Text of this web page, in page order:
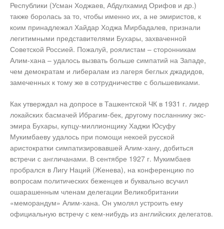
Республики (Усман Ходжаев, Абдулхамид Орифов и др.)
также боролась за то, чтобы именно их, а не эмиристов, к
коим принадлежал Хайдар Ходжа Мирбадалев, признали
легитимными представителями Бухары, захваченной
Советской Россией. Пожалуй, роялистам – сторонникам
Алим-хана – удалось вызвать больше симпатий на Западе,
чем демократам и либералам из лагеря беглых джадидов,
замеченных к тому же в сотрудничестве с большевиками.
Как утверждал на допросе в Ташкентской ЧК в 1931 г. лидер
локайских басмачей Ибрагим-бек, другому посланнику экс-
эмира Бухары, купцу-миллионщику Хаджи Юсуфу
Мукимбаеву удалось при помощи некоей русской
аристократки симпатизировавшей Алим-хану, добиться
встречи с англичанами. В сентябре 1927 г. Мукимбаев
пробрался в Лигу Наций (Женева), на конференцию по
вопросам политических беженцев и буквально всучил
ошарашенным членам делегации Великобритании
«меморандум» Алим-хана. Он умолял устроить ему
официальную встречу с кем-нибудь из английских делегатов.